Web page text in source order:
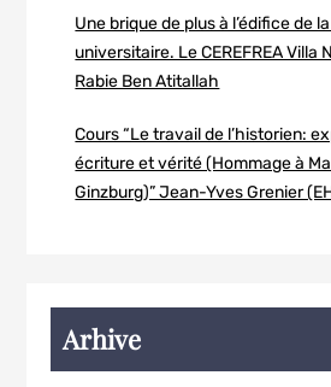
Une brique de plus à l’édifice de
universitaire. Le CEREFREA Villa
Rabie Ben Atitallah
Cours “Le travail de l’historien:
écriture et vérité (Hommage à
Ginzburg)” Jean-Yves Grenier
Arhive